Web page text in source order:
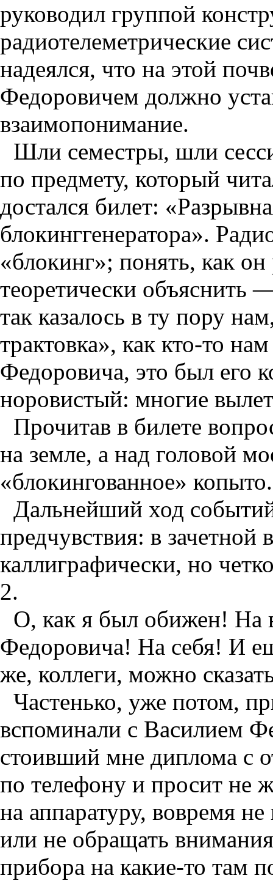
руководил группой
радиотелеметрические
надеялся, что на этой
Федоровичем должно
взаимопонимание.
Шли семестры, шли
по предмету, который
достался билет:
блокинггенератора».
«блокинг»; понять, как
теоретически объяснить
так казалось в ту пору
трактовка», как кто-то
Федоровича, это был его
норовистый: многие
Прочитав в билете
на земле, а над головой
«блокингованное» копыто.
Дальнейший ход
предчувствия: в
каллиграфически, но
2.
О, как я был обижен! На
Федоровича! На себя! И
же, коллеги, можно
Частенько, уже потом,
вспоминали с Василием
стоивший мне диплома с
по телефону и просит не
на аппаратуру, вовремя
или не обращать
прибора на какие-то там